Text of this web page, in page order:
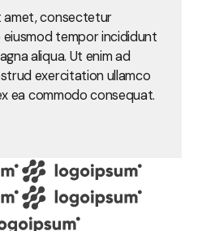
amet, consectetur
eiusmod tempor incididunt
aliqua. Ut enim ad
exercitation ullamco
ea commodo consequat.